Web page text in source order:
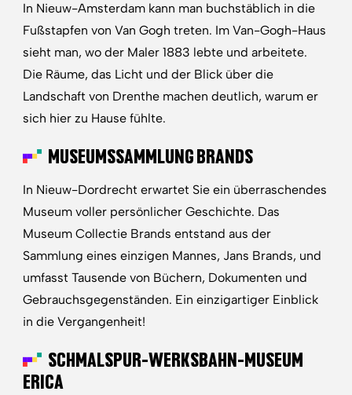
In Nieuw-Amsterdam kann man buchstäblich in die
Fußstapfen von Van Gogh treten. Im Van-Gogh-Haus
sieht man, wo der Maler 1883 lebte und arbeitete.
Die Räume, das Licht und der Blick über die
Landschaft von Drenthe machen deutlich, warum er
sich hier zu Hause fühlte.
MUSEUMSSAMMLUNG BRANDS
In Nieuw-Dordrecht erwartet Sie ein überraschendes
Museum voller persönlicher Geschichte. Das
Museum Collectie Brands entstand aus der
Sammlung eines einzigen Mannes, Jans Brands, und
umfasst Tausende von Büchern, Dokumenten und
Gebrauchsgegenständen. Ein einzigartiger Einblick
in die Vergangenheit!
SCHMALSPUR-WERKSBAHN-MUSEUM
ERICA